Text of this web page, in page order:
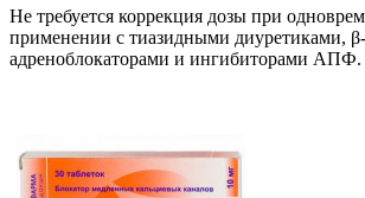
Не требуется коррекция дозы при
применении с тиазидными диуретиками, β-
адреноблокаторами и ингибиторами АПФ.